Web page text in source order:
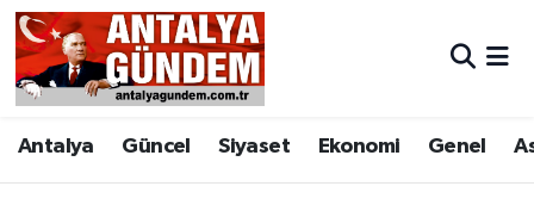
Antalya Güncel Siyaset Ekonomi Genel
Antalya
Asayiş
Antalya Nöbetçi Eczaneler
Antalya Hava Durumu